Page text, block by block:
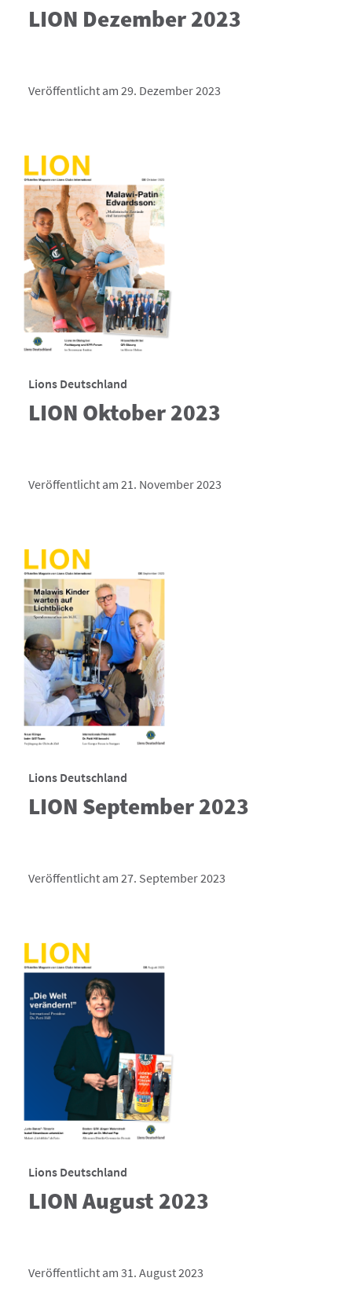
LION Dezember 2023
Veröffentlicht am 29. Dezember 2023
Lions Deutschland
LION Oktober 2023
Veröffentlicht am 21. November 2023
Lions Deutschland
LION September 2023
Veröffentlicht am 27. September 2023
Lions Deutschland
LION August 2023
Veröffentlicht am 31. August 2023